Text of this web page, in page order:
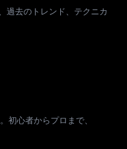
過去のトレンド、テクニカ
初心者からプロまで、